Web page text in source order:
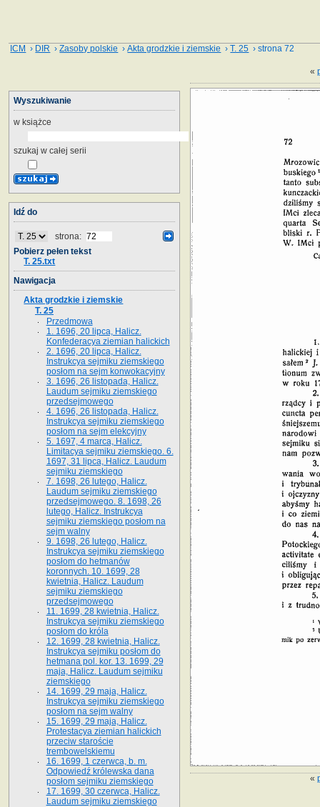
ICM › DIR ›Zasoby polskie ›Akta grodzkie i ziemskie ›T. 25 › strona 72
«
«
Wyszukiwanie
w książce
szukaj w całej serii
Idź do
strona:
Pobierz pełen tekst
T. 25.txt
Nawigacja
Akta grodzkie i ziemskie
T. 25
Przedmowa
1. 1696, 20 lipca, Halicz.
Konfederacya ziemian halickich
2. 1696, 20 lipca, Halicz.
Instrukcya sejmiku ziemskiego
posłom na sejm konwokacyjny
3. 1696, 26 listopada, Halicz.
Laudum sejmiku ziemskiego
przedsejmowego
4. 1696, 26 listopada, Halicz.
Instrukcya sejmiku ziemskiego
posłom na sejm elekcyjny
5. 1697, 4 marca, Halicz.
Limitacya sejmiku ziemskiego. 6.
1697, 31 lipca, Halicz. Laudum
sejmiku ziemskiego
7. 1698, 26 lutego, Halicz.
Laudum sejmiku ziemskiego
przedsejmowego. 8. 1698, 26
lutego, Halicz. Instrukcya
sejmiku ziemskiego posłom na
sejm walny
9. 1698, 26 lutego, Halicz.
Instrukcya sejmiku ziemskiego
posłom do hetmanów
koronnych. 10. 1699, 28
kwietnia, Halicz. Laudum
sejmiku ziemskiego
przedsejmowego
11. 1699, 28 kwietnia, Halicz.
Instrukcya sejmiku ziemskiego
posłom do króla
12. 1699, 28 kwietnia, Halicz.
Instrukcya sejmiku posłom do
hetmana pol. kor. 13. 1699, 29
maja, Halicz. Laudum sejmiku
ziemskiego
14. 1699, 29 maja, Halicz.
Instrukcya sejmiku ziemskiego
posłom na sejm walny
15. 1699, 29 maja, Halicz.
Protestacya ziemian halickich
przeciw staroście
trembowelskiemu
16. 1699, 1 czerwca, b. m.
Odpowiedź królewska dana
posłom sejmiku ziemskiego
17. 1699, 30 czerwca, Halicz.
Laudum sejmiku ziemskiego